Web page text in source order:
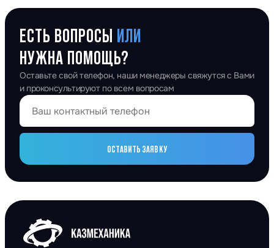
ЕСТЬ ВОПРОСЫ ИЛИ
НУЖНА ПОМОЩЬ?
Оставьте свой телефон, наши менеджеры свяжутся с Вами
и проконсультируют по всем вопросам
ОСТАВИТЬ ЗАЯВКУ